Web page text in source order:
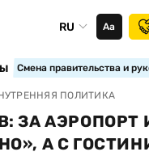
RU Аа
Смена правительства и
ПОЛИТИКА
ЗА АЭРОПОРТ
А С